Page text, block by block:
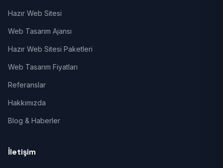
Hazır Web Sitesi
Web Tasarım Ajansı
Hazır Web Sitesi Paketleri
Web Tasarım Fiyatları
Referanslar
Hakkımızda
Blog & Haberler
İletişim